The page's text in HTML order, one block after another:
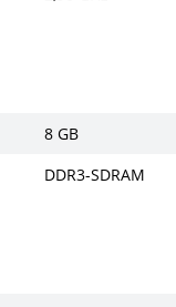
8 GB
DDR3-SDRAM